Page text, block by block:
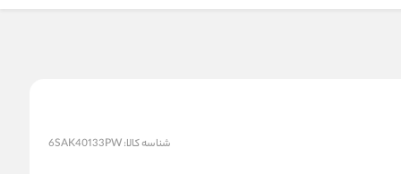
شناسه کالا:6SAK40133PW